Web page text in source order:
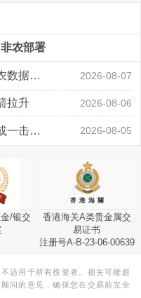
非农部署
领峰金评：万事俱备 黄金只欠非农数据“东风” 2026-08-07
拉升 2026-08-06
领峰金评：静待小非农指引 黄金或一击破局 2026-08-05
/银交
香港海关A类贵金属交
易证书
注册号A-B-23-06-00639
适用于所有投资者。损失可能超
问的意见，确保您在交易前完全